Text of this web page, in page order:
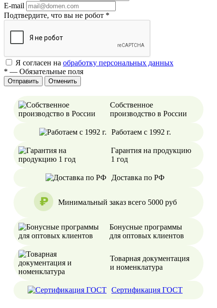
E-mail
Подтвердите, что вы не робот *
Я согласен на обработку персональных данных
* — Обязательные поля
Отменить
Собственное
производство в России
Работаем с 1992 г.
Гарантия на продукцию
1 год
Доставка по РФ
Минимальный заказ всего 5000 руб
Бонусные программы
для оптовых клиентов
Товарная документация
и номенклатура
Сертификация ГОСТ